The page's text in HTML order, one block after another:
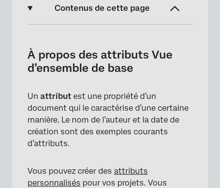
Contenus de cette page
Types de champ d’attribut
Attributs du système
À propos des attributs Vue
d’ensemble de base
Un attribut est une propriété d’un
document qui le caractérise d’une certaine
manière. Le nom de l’auteur et la date de
création sont des exemples courants
d’attributs.
Vous pouvez créer des attributs
personnalisés pour vos projets. Vous